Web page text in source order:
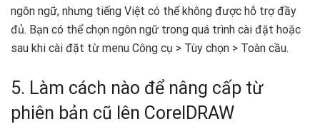
ngôn ngữ, nhưng tiếng Việt có thể không được hỗ trợ đầy
đủ. Bạn có thể chọn ngôn ngữ trong quá trình cài đặt hoặc
sau khi cài đặt từ menu Công cụ > Tùy chọn > Toàn cầu.
5. Làm cách nào để nâng cấp từ
phiên bản cũ lên CorelDRAW